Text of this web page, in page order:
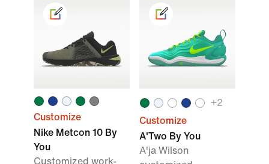
Customize
Nike Metcon 10 By
You
Customized work-
+2
Customize
A'Two By You
A'ja Wilson